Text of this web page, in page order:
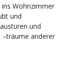
Wohnzimmer
und
und
–träume anderer